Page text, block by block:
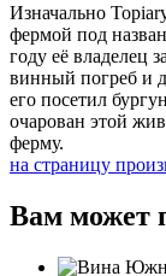
Изначально
фермой под
году её владелец
винный погреб и
его посетил
очарован этой
ферму.
на страницу
Вам может